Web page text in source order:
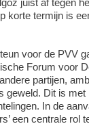
korte termijn is
voor de PVV
Forum voor
partijen,
geweld. Dit is met
In de
een centrale rol